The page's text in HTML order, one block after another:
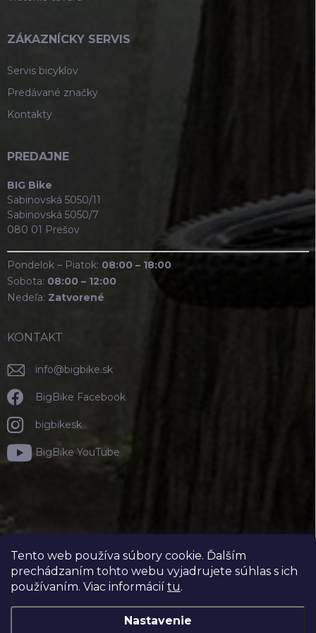
Tento web používa súbory cookie. Ďalším
prechádzaním tohto webu vyjadrujete súhlas s ich
používaním. Viac informácií tu.
Nastavenie
ZÁKAZNÍCKY SERVIS
Servis bicyklov
Predávané značky
Kontakty
PREDAJNE
BIG Bike
Sabinovská 5050/11
Sabinovská 5050/7
080 01 Prešov
Pondelok – Piatok: 08:00 – 18:00
Sobota: 08:00 – 12:00
Nedeľa: Zatvorené
KONTAKT
info@bigbike.sk
BigBike Facebook
bigbikesk
BigBike YouTube